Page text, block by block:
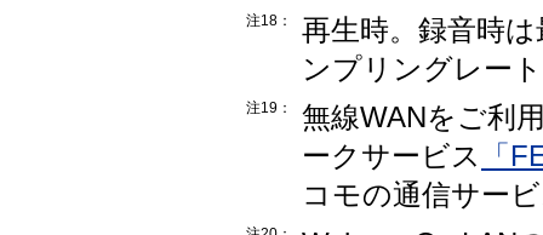
注18：
再生時。録音時
ンプリングレー
注19：
無線WANをご利
ークサービス
「
コモの通信サー